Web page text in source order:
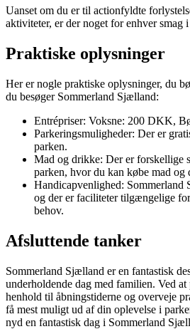
Uanset om du er til actionfyldte
aktiviteter, er der noget for enhver smag
Praktiske oplysninger
Her er nogle praktiske oplysninger, du
du besøger Sommerland Sjælland:
Entrépriser: Voksne: 200 DKK,
Parkeringsmuligheder: Der er
parken.
Mad og drikke: Der er forskellige
parken, hvor du kan købe mad og
Handicapvenlighed: Sommerland
og der er faciliteter tilgængelige
behov.
Afsluttende tanker
Sommerland Sjælland er en fantastisk
underholdende dag med familien. Ved
henhold til åbningstiderne og overveje
få mest muligt ud af din oplevelse i
nyd en fantastisk dag i Sommerland